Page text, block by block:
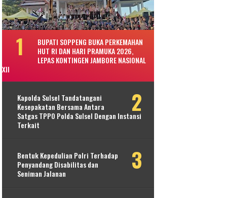
BUPATI SOPPENG BUKA PERKEMAHAN
HUT RI DAN HARI PRAMUKA 2026,
LEPAS KONTINGEN JAMBORE NASIONAL
XII
Kapolda Sulsel Tandatangani
Kesepakatan Bersama Antara
Satgas TPPO Polda Sulsel Dengan Instansi
Terkait
Bentuk Kepedulian Polri Terhadap
Penyandang Disabilitas dan
Seniman Jalanan